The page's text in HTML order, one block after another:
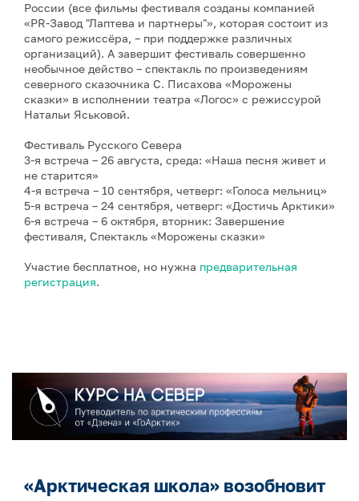
России (все фильмы фестиваля созданы компанией
«PR-Завод "Лаптева и партнеры"», которая состоит из
самого режиссёра, – при поддержке различных
организаций). А завершит фестиваль совершенно
необычное действо – спектакль по произведениям
северного сказочника С. Писахова «Морожены
сказки» в исполнении театра «Логос» с режиссурой
Натальи Яськовой.
Фестиваль Русского Севера
3-я встреча – 26 августа, среда: «Наша песня живет и
не старится»
4-я встреча – 10 сентября, четверг: «Голоса мельниц»
5-я встреча – 24 сентября, четверг: «Достичь Арктики»
6-я встреча – 6 октября, вторник: Завершение
фестиваля, Спектакль «Морожены сказки»
Участие бесплатное, но нужна предварительная
регистрация.
«Арктическая школа» возобновит